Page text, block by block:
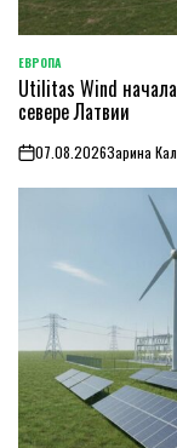
ОПУБЛИКОВАНО
ЕВРОПА
Utilitas Wind
севере Латвии
on07.08.2026Зарина